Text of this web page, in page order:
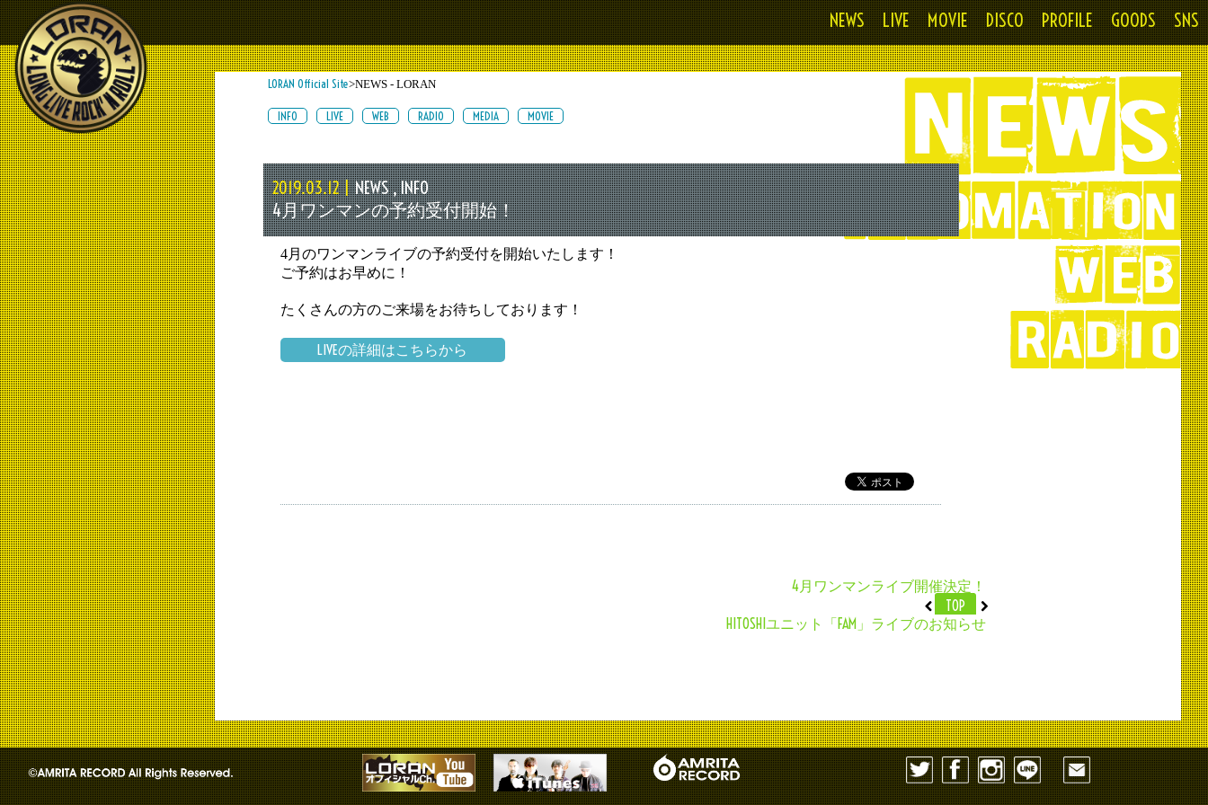
NEWS LIVE MOVIE DISCO PROFILE GOODS SNS
LORAN Official Site>NEWS - LORAN
INFO LIVE WEB RADIO MEDIA MOVIE
2019.03.12 |NEWS, INFO
4月ワンマンの予約受付開始！
4月のワンマンライブの予約受付を開始いたします！
ご予約はお早めに！
たくさんの方のご来場をお待ちしております！
LIVEの詳細はこちらから
4月ワンマンライブ開催決定！
TOP
HITOSHIユニット「FAM」ライブのお知らせ